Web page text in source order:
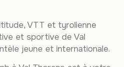
VTT et tyrolienne
et sportive de Val
jeune et internationale.